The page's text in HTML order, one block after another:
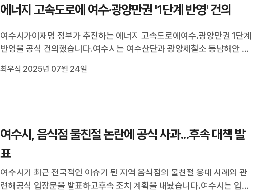
에너지 고속도로에 여수·광양만권 '1단계 반영' 건의
여수시가이재명 정부가 추진하는 에너지 고속도로에여수.광양만권 1단계
반영을 공식 건의했습니다.여수시는 여수산단과 광양제철소 등남해안 중
인 에너지 고속도로 1단계 사업에여수.광양만권을 포함시켜 달라며,국정
최우식 2025년 07월 24일
여수시, 음식점 불친절 논란에 공식 사과...후속 대책 발
표
여수시가 최근 전국적인 이슈가 된 지역 음식점의 불친절 응대 사례와 관
련해공식 입장문을 발표하고후속 조치 계획을 내놨습니다.여수시는 입장